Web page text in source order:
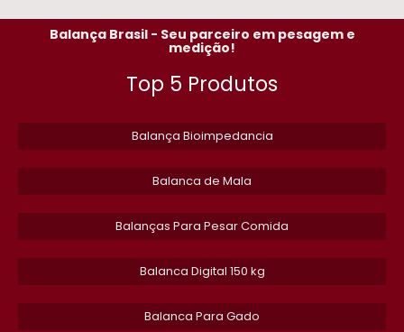
PECAS PARA MOEDOR DE CARNE CAF
EMPRESA DE MANUTENCAO EM SERRA FITA EM SP
ETIQUETA ADESIVA BOPP
REPARO EM SERRA FITA DE ACOUGUE
SERVICO DE REPARO EM MOEDOR DE CARNE EM SP
FORNECEDORA DE CRUZETA 22
Balança Brasil - Seu parceiro em pesagem e
medição!
Top 5 Produtos
Balança Bioimpedancia
Balanca de Mala
Balanças Para Pesar Comida
​Balanca Digital 150 kg
Balanca Para Gado